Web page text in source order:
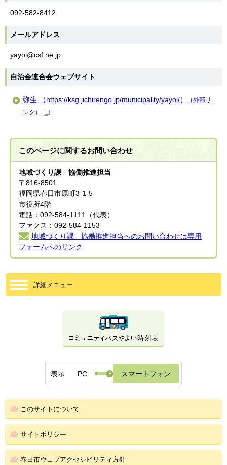
092-582-8412
メールアドレス
yayoi@csf.ne.jp
自治会連合会ウェブサイト
弥生 （https://ksg.jichirengo.jp/municipality/yayoi/）
（外部リ
ンク）
このページに関するお問い合わせ
地域づくり課 協働推進担当
〒816-8501
福岡県春日市原町3-1-5
市役所4階
電話：092-584-1111（代表）
ファクス：092-584-1153
地域づくり課 協働推進担当へのお問い合わせは専用
フォームへのリンク
詳細メニュー
表示 PC スマートフォン
このサイトについて
サイトポリシー
春日市ウェブアクセシビリティ方針